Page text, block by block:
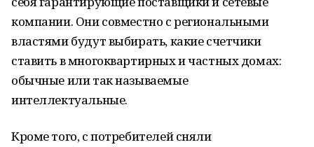
компании. Они совместно с региональными
властями будут выбирать, какие счетчики
ставить в многоквартирных и частных домах:
обычные или так называемые
интеллектуальные.
Кроме того, с потребителей сняли